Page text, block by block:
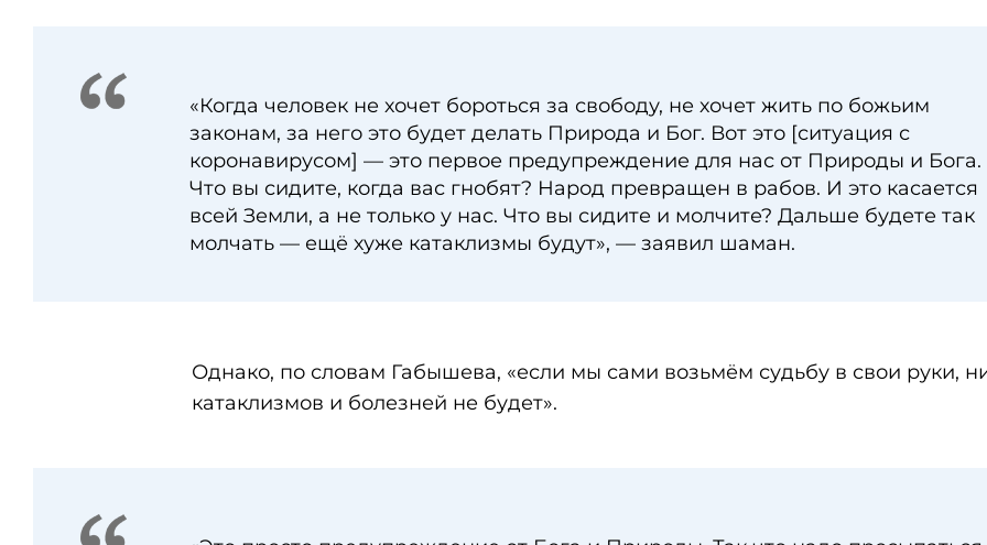
«Когда человек не хочет бороться за свободу, не хочет жить по божьим
законам, за него это будет делать Природа и Бог. Вот это [ситуация с
коронавирусом] — это первое предупреждение для нас от Природы и Бога.
Что вы сидите, когда вас гнобят? Народ превращен в рабов. И это касается
всей Земли, а не только у нас. Что вы сидите и молчите? Дальше будете так
молчать — ещё хуже катаклизмы будут», — заявил шаман.
Однако, по словам Габышева, «если мы сами возьмём судьбу в свои руки,
катаклизмов и болезней не будет».